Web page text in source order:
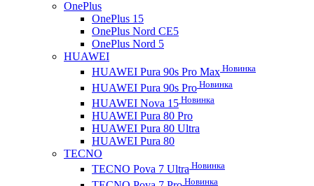
OnePlus
OnePlus 15
OnePlus Nord CE5
OnePlus Nord 5
HUAWEI
HUAWEI Pura 90s Pro Max Новинка
HUAWEI Pura 90s Pro Новинка
HUAWEI Nova 15 Новинка
HUAWEI Pura 80 Pro
HUAWEI Pura 80 Ultra
HUAWEI Pura 80
TECNO
TECNO Pova 7 Ultra Новинка
Новинка